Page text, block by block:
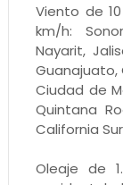
Viento de
km/h:
Nayarit,
Guanajuato,
Ciudad de
Quintana
California
Oleaje de